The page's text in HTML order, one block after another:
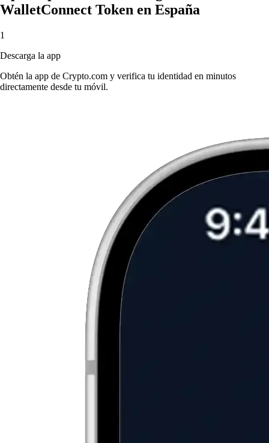
WalletConnect Token en España
1
Descarga la app
Obtén la app de Crypto.com y verifica tu identidad en minutos
directamente desde tu móvil.